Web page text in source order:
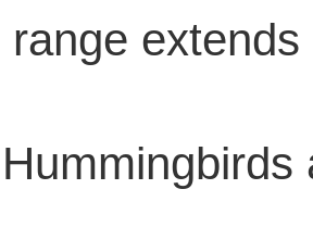
range extends
Hummingbirds